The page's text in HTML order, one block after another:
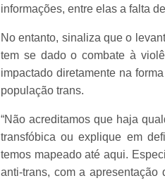
informações, entre elas a falta
No entanto, sinaliza que o
tem se dado o combate à
impactado diretamente na
população trans.
“Não acreditamos que haja
transfóbica ou explique em
temos mapeado até aqui.
anti-trans, com a